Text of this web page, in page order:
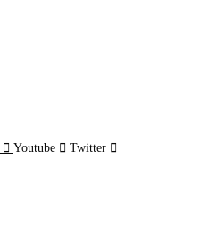
Youtube Twitter